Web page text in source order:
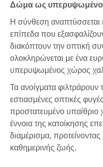
Δώμα ως
Η σύνθεση αναπτύσσεται
επίπεδα που
διακόπτουν την οπτική
ολοκληρώνεται με ένα
υπερυψωμένος χώρος
Τα ανοίγματα
εστιασμένες οπτικές
προστατευμένο
έννοια της κατοίκησης
διαμέρισμα,
καθημερινής ζωής.